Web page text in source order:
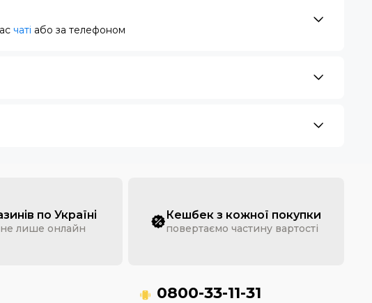
чаті або за телефоном
по Україні
лише онлайн
Кешбек з кожної покупки
повертаємо частину вартості
0800-33-11-31